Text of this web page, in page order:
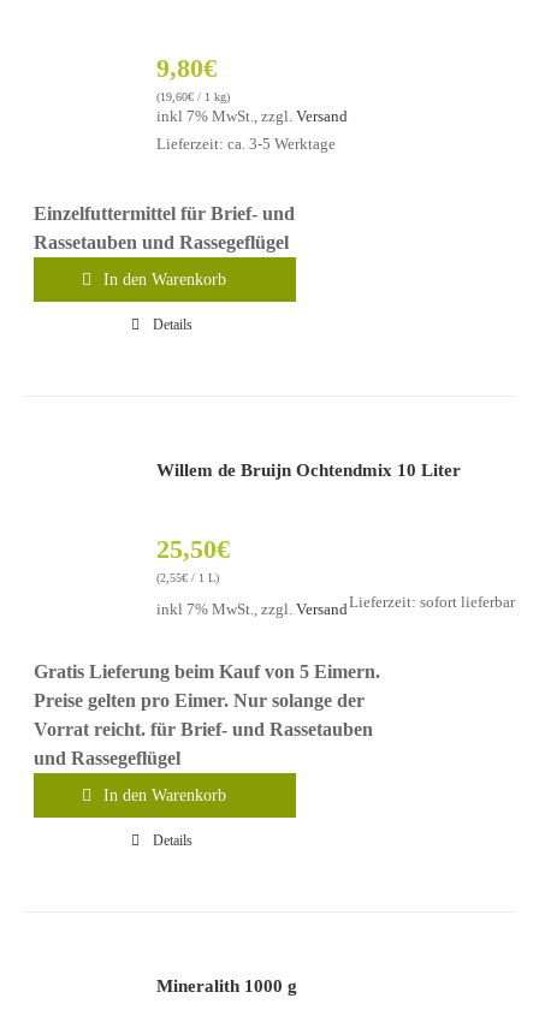
9,80€
(19,60€ / 1 kg)
inkl 7% MwSt., zzgl.Versand
Lieferzeit: ca. 3-5 Werktage
Einzelfuttermittel für Brief- und
Rassetauben und Rassegeflügel
In den Warenkorb
Details
Willem de Bruijn Ochtendmix 10 Liter
25,50€
(2,55€ / 1 L)
inkl 7% MwSt., zzgl.VersandLieferzeit: sofort lieferbar
Gratis Lieferung beim Kauf von 5 Eimern.
Preise gelten pro Eimer. Nur solange der
Vorrat reicht. für Brief- und Rassetauben
und Rassegeflügel
In den Warenkorb
Details
Mineralith 1000 g